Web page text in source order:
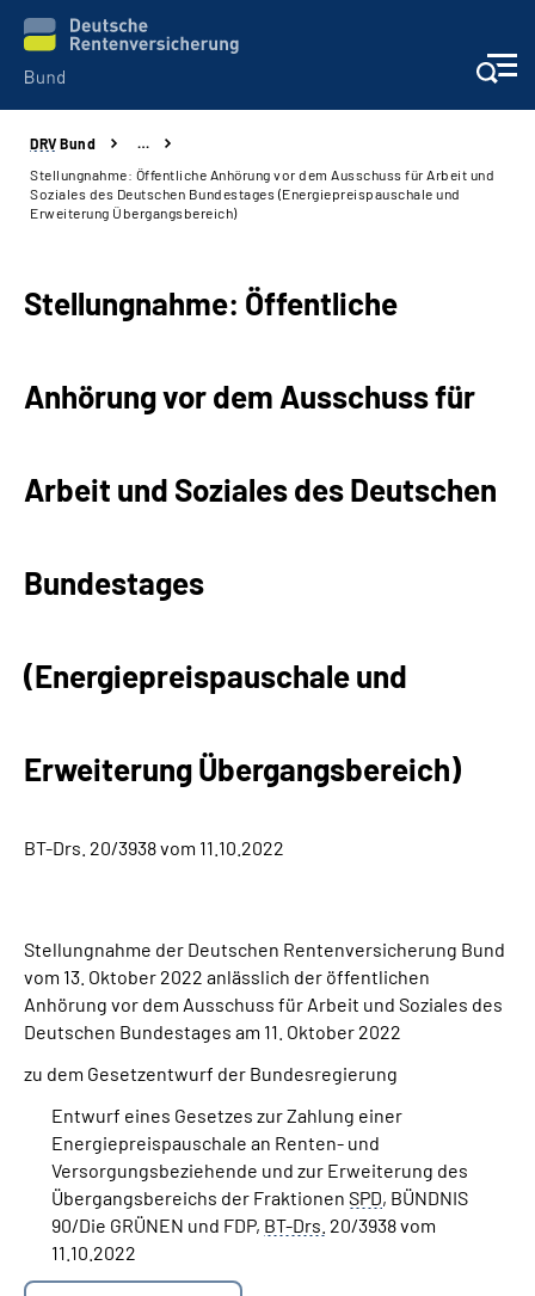
Beratung & Kontakt
Reha-Zentren
Presse
Online-Services
Suche
Mein Kundenportal
DRV Bund
…
Stellungnahme: Öffentliche Anhörung vor dem Ausschuss für Arbeit und
Soziales des Deutschen Bundestages (Energiepreispauschale und
Erweiterung Übergangsbereich)
Stellungnahme: Öffentliche
Anhörung vor dem Ausschuss für
Arbeit und Sozialesdes Deutschen
Bundestages
(Energiepreispauschale und
Erweiterung Übergangsbereich)
BT-Drs. 20/3938 vom 11.10.2022
Stellungnahme der Deutschen Rentenversicherung Bund
vom 13. Oktober 2022 anlässlich der öffentlichen
Anhörung vor dem Ausschuss für Arbeit und Soziales des
Deutschen Bundestages am 11. Oktober 2022
zu dem Gesetzentwurf der Bundesregierung
Entwurf eines Gesetzes zur Zahlung einer
Energiepreispauschale an Renten- und
Versorgungsbeziehende und zur Erweiterung des
Übergangsbereichs der Fraktionen SPD, BÜNDNIS
90/Die GRÜNEN und FDP, BT-Drs. 20/3938 vom
11.10.2022